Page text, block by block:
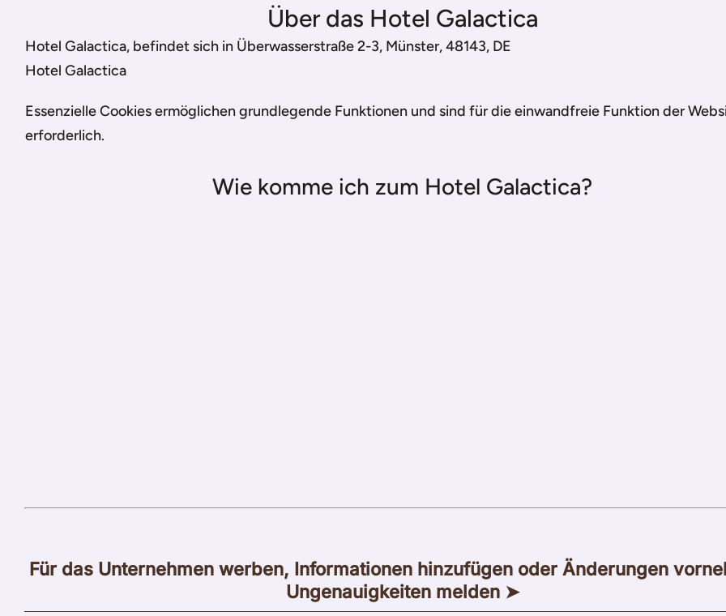
Über das Hotel Galactica
Hotel Galactica, befindet sich in Überwasserstraße 2-3, Münster, 48143, DE
Hotel Galactica
Essenzielle Cookies ermöglichen grundlegende Funktionen und sind für die einwandfreie Funktion der
erforderlich.
Wie komme ich zum Hotel Galactica?
Für das Unternehmen werben, Informationen hinzufügen oder Änderungen
Ungenauigkeiten melden ➤